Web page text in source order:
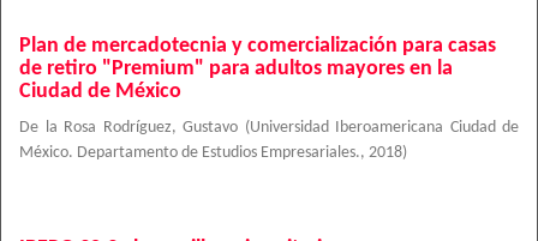
Plan de mercadotecnia y comercialización para casas
de retiro "Premium" para adultos mayores en la
Ciudad de México
De la Rosa Rodríguez, Gustavo (Universidad Iberoamericana Ciudad de
México. Departamento de Estudios Empresariales., 2018)